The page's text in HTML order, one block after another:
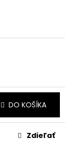
DO KOŠÍKA
Zdieľať